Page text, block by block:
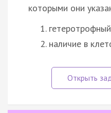
которыми они
наличие в